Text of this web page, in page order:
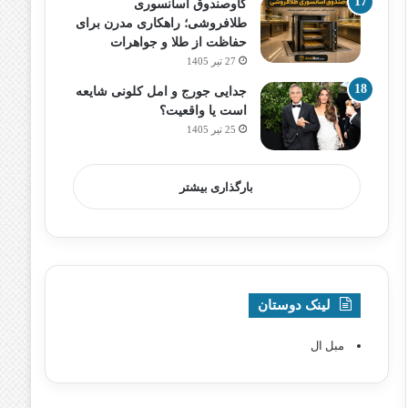
گاوصندوق آسانسوری
طلافروشی؛ راهکاری مدرن برای
حفاظت از طلا و جواهرات
27 تیر 1405
جدایی جورج و امل کلونی شایعه
است یا واقعیت؟
25 تیر 1405
بارگذاری بیشتر
لینک دوستان
مبل ال